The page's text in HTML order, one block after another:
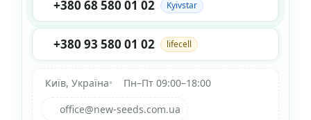
+380 68 580 01 02 Kyivstar
+380 93 580 01 02 lifecell
Київ, Україна•
Пн–Пт 09:00–18:00
office@new-seeds.com.ua